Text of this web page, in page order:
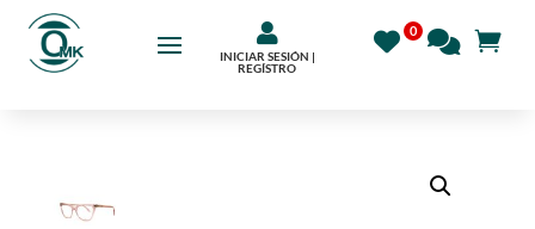

INICIAR SESIÓN |
REGÍSTRO